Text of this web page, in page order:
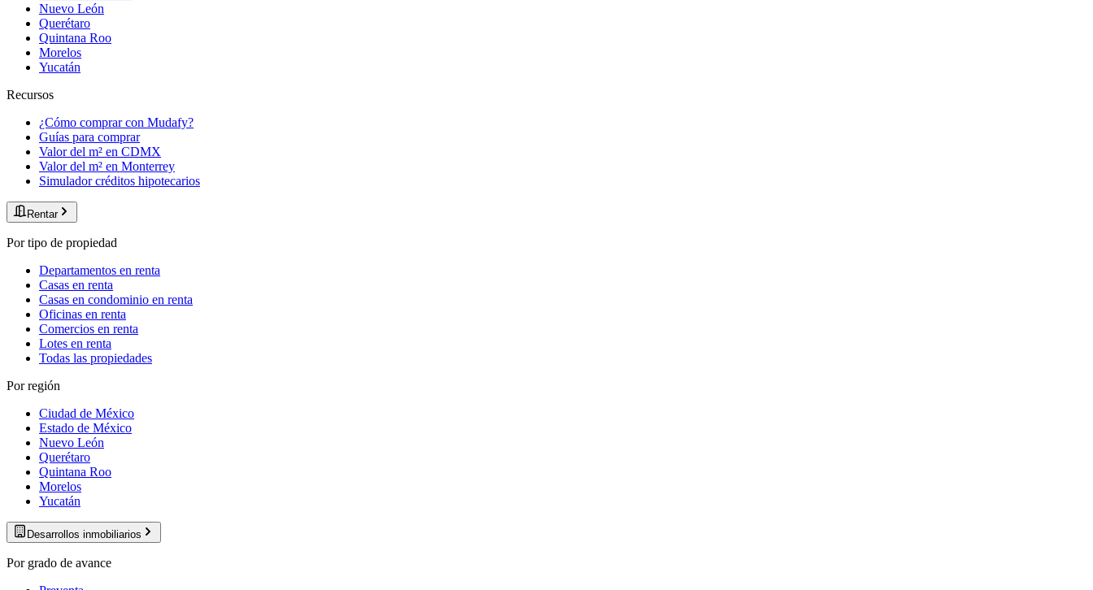
Nuevo León
Querétaro
Quintana Roo
Morelos
Yucatán
Recursos
¿Cómo comprar con Mudafy?
Guías para comprar
Valor del m² en CDMX
Valor del m² en Monterrey
Simulador créditos hipotecarios
Rentar
Por tipo de propiedad
Departamentos en renta
Casas en renta
Casas en condominio en renta
Oficinas en renta
Comercios en renta
Lotes en renta
Todas las propiedades
Por región
Ciudad de México
Estado de México
Nuevo León
Querétaro
Quintana Roo
Morelos
Yucatán
Desarrollos inmobiliarios
Por grado de avance